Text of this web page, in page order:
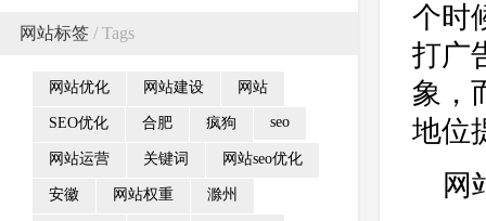
网站标签 / Tags
网站优化 网站建设 网站
SEO优化 合肥 疯狗 seo
网站运营 关键词 网站seo优化
安徽 网站权重 滁州
个时
打广
象，
地位
网